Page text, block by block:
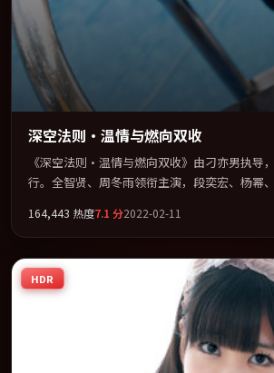
深空法则·温情与燃向双收
《深空法则·温情与燃向双收》由刁亦男执导
行。全智贤、周冬雨领衔主演，段奕宏、杨幂
类型为骨架，在叙事、表演与视听上力求统一。
内地院线及主流平台同步亮相，2022 年度话
喜欢强情节与人物弧光的观众完整观看。
164,443 热度7.1 分2022-02-11
HDR